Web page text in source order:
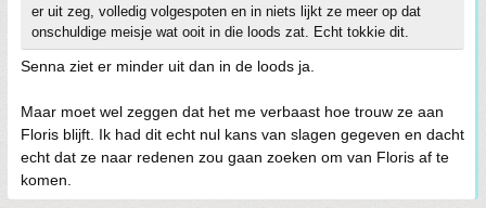
er uit zeg, volledig volgespoten en in niets lijkt ze meer op dat
onschuldige meisje wat ooit in die loods zat. Echt tokkie dit.
Senna ziet er minder uit dan in de loods ja.
Maar moet wel zeggen dat het me verbaast hoe trouw ze aan
Floris blijft. Ik had dit echt nul kans van slagen gegeven en dacht
echt dat ze naar redenen zou gaan zoeken om van Floris af te
komen.